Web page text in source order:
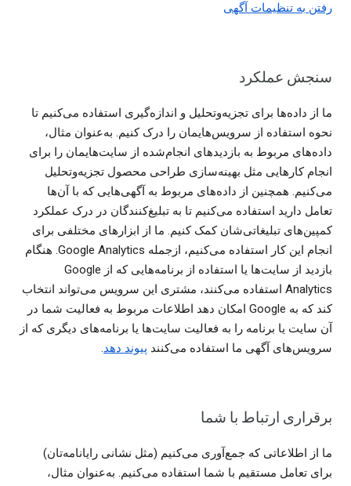
رفتن به تنظیمات آگهی
سنجش عملکرد
ما از داده‌ها برای تجزیه‌وتحلیل و اندازه‌گیری استفاده می‌کنیم تا
نحوه استفاده از سرویس‌هایمان را درک کنیم. به‌عنوان مثال،
داده‌های مربوط به بازدیدهای انجام‌شده از سایت‌هایمان را برای
انجام کارهایی مثل بهینه‌سازی طراحی محصول تجزیه‌وتحلیل
می‌کنیم. همچنین از داده‌های مربوط به آگهی‌هایی که با آن‌ها
تعامل دارید استفاده می‌کنیم تا به تبلیغ‌کنندگان در درک عملکرد
کمپین‌های تبلیغاتی‌شان کمک کنیم. ما از ابزارهای مختلفی برای
انجام این کار استفاده می‌کنیم، ازجمله Google Analytics. هنگام
بازدید از سایت‌ها یا استفاده از برنامه‌هایی که از Google
Analytics استفاده می‌کنند، مشتری این سرویس می‌تواند انتخاب
کند که به Google امکان دهد اطلاعات مربوط به فعالیت شما در
آن سایت یا برنامه را به فعالیت سایت‌ها یا برنامه‌های دیگری که از
سرویس‌های آگهی ما استفاده می‌کنند پیوند دهد.
برقراری ارتباط با شما
ما از اطلاعاتی که جمع‌آوری می‌کنیم (مثل نشانی رایانامه‌تان)
برای تعامل مستقیم با شما استفاده می‌کنیم. به‌عنوان مثال،